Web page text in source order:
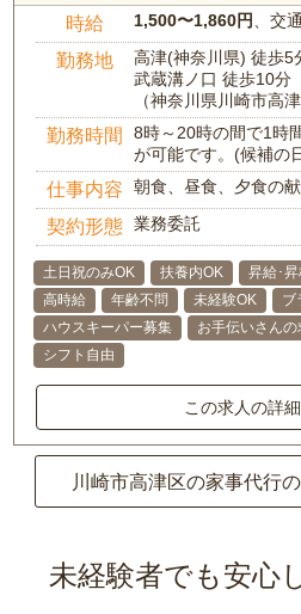
時給 1,500〜1,860円 、交
勤務地
高津(神奈川県) 徒歩5
武蔵溝ノ口 徒歩10分
（神奈川県川崎市高
勤務時間
8時～20時の間で1時
が可能です。(候補の
仕事内容 朝食、昼食、夕食の
契約形態 業務委託
土日祝のみOK 扶養内OK 昇給･昇
高時給
年齢不問 未経験OK
ブ
ハウスキーパー募集
お手伝いさんの
シフト自由
この求人の詳
川崎市高津区の家事代行
未経験者でも安心